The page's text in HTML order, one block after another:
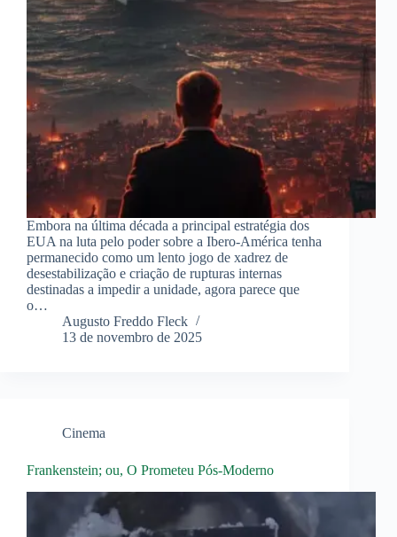
Embora na última década a principal estratégia dos
EUA na luta pelo poder sobre a Ibero-América tenha
permanecido como um lento jogo de xadrez de
desestabilização e criação de rupturas internas
destinadas a impedir a unidade, agora parece que
o…
Augusto Freddo Fleck
13 de novembro de 2025
Cinema
Frankenstein; ou, O Prometeu Pós-Moderno